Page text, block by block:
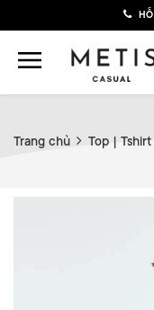
Trang chủ Top | Tshirt